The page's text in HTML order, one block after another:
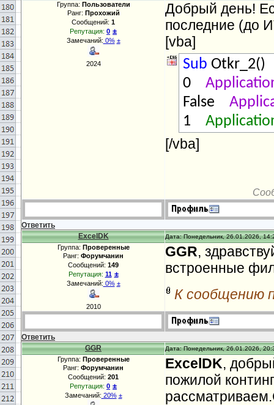
False
1
Группа: Пользователи
Ранг: Прохожий
Сообщений: 1
Репутация: 0 ±
Замечаний: 0% ±
2024
Добрый день!
последние (до
[vba]
Sub
0
False
1
[/vba]
Ответить
ExcelDK
Дата: Понедельник, 26.01.2026,
Группа: Проверенные
Ранг: Форумчанин
Сообщений: 149
Репутация: 11 ±
Замечаний: 0% ±
2010
GGR,
встроенные
К сообщению
Ответить
GGR
Дата: Понедельник, 26.01.2026,
Группа: Проверенные
Ранг: Форумчанин
Сообщений: 201
Репутация: 0 ±
Замечаний: 20% ±
ExcelDK,
пожилой